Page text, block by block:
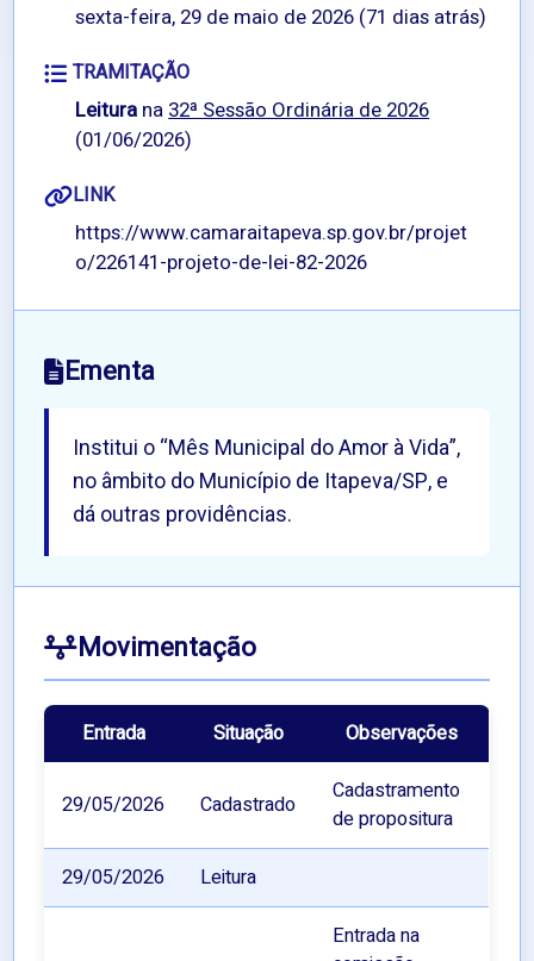
sexta-feira, 29 de maio de 2026 (71 dias atrás)
TRAMITAÇÃO
Leitura na32ª Sessão Ordinária de 2026
(01/06/2026)
LINK
https://www.camaraitapeva.sp.gov.br/projet
o/226141-projeto-de-lei-82-2026
Ementa
Institui o “Mês Municipal do Amor à Vida”,
no âmbito do Município de Itapeva/SP, e
dá outras providências.
Movimentação
Entrada Situação Observações
29/05/2026 Cadastrado
Cadastramento
de propositura
29/05/2026 Leitura
Entrada na